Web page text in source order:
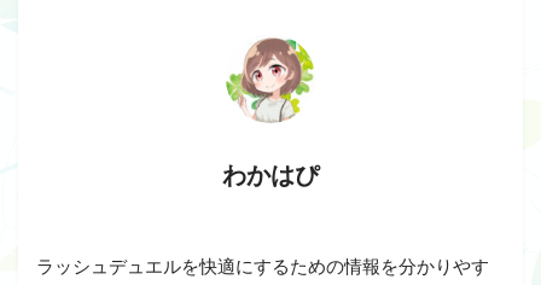
わかはぴ
ラッシュデュエルを快適にするための情報を分かりやす